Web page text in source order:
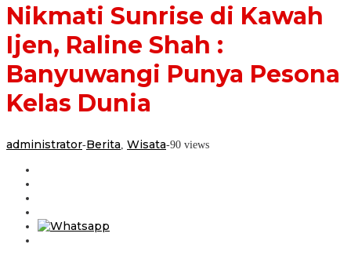
Kelas
Dunia
Nikmati Sunrise di Kawah
Ijen, Raline Shah :
Banyuwangi Punya Pesona
Kelas Dunia
administrator-Berita Wisata-90 views